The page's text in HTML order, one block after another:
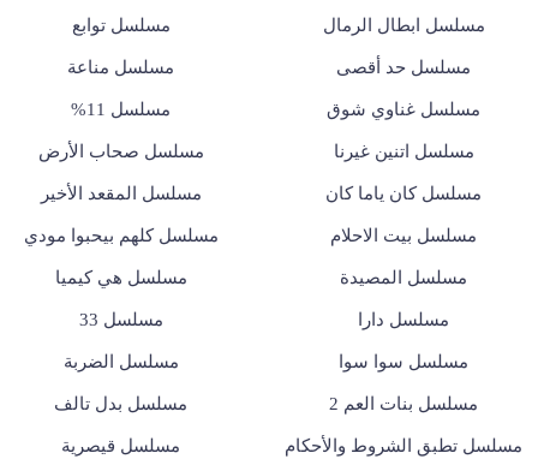
مسلسل ابطال الرمال مسلسل توابع
مسلسل حد أقصى مسلسل مناعة
مسلسل غناوي شوق مسلسل 11%
مسلسل اتنين غيرنا مسلسل صحاب الأرض
مسلسل كان ياما كان مسلسل المقعد الأخير
مسلسل بيت الاحلام مسلسل كلهم بيحبوا مودي
مسلسل المصيدة مسلسل هي كيميا
مسلسل دارا مسلسل 33
مسلسل سوا سوا مسلسل الضربة
مسلسل بنات العم 2 مسلسل بدل تالف
مسلسل تطبق الشروط والأحكام مسلسل قيصرية